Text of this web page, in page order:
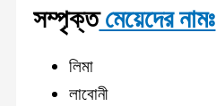
সম্পৃক্তমেয়েদের নামঃ
লিমা
লাবোনী